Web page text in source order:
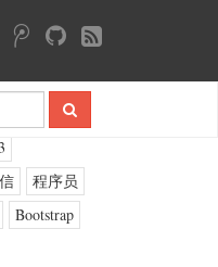
程序员
Bootstrap